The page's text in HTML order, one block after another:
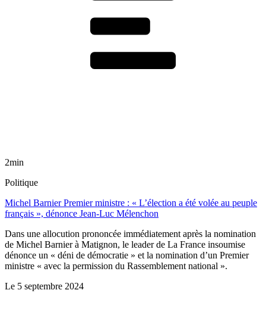
2min
Politique
Michel Barnier Premier ministre : « L’élection a été volée au peuple
français », dénonce Jean-Luc Mélenchon
Dans une allocution prononcée immédiatement après la nomination
de Michel Barnier à Matignon, le leader de La France insoumise
dénonce un « déni de démocratie » et la nomination d’un Premier
ministre « avec la permission du Rassemblement national ».
Le 5 septembre 2024